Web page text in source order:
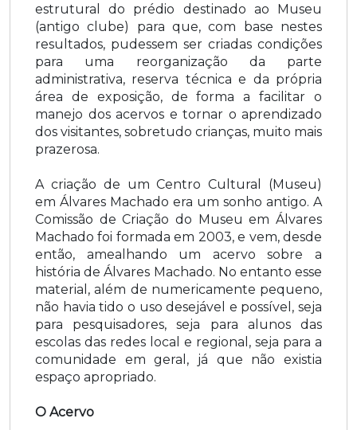
estrutural do prédio destinado ao Museu
(antigo clube) para que, com base nestes
resultados, pudessem ser criadas condições
para uma reorganização da parte
administrativa, reserva técnica e da própria
área de exposição, de forma a facilitar o
manejo dos acervos e tornar o aprendizado
dos visitantes, sobretudo crianças, muito mais
prazerosa.
A criação de um Centro Cultural (Museu)
em Álvares Machado era um sonho antigo. A
Comissão de Criação do Museu em Álvares
Machado foi formada em 2003, e vem, desde
então, amealhando um acervo sobre a
história de Álvares Machado. No entanto esse
material, além de numericamente pequeno,
não havia tido o uso desejável e possível, seja
para pesquisadores, seja para alunos das
escolas das redes local e regional, seja para a
comunidade em geral, já que não existia
espaço apropriado.
O Acervo